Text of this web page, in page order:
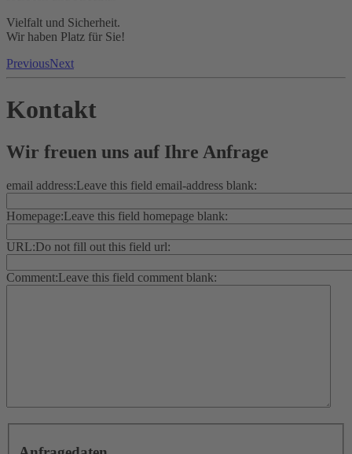
Vielfalt und Sicherheit.
Wir haben Platz für Sie!
PreviousNext
Kontakt
Wir freuen uns auf Ihre Anfrage
email address:Leave this field email-address blank:
Homepage:Leave this field homepage blank:
URL:Do not fill out this field url:
Comment:Leave this field comment blank: